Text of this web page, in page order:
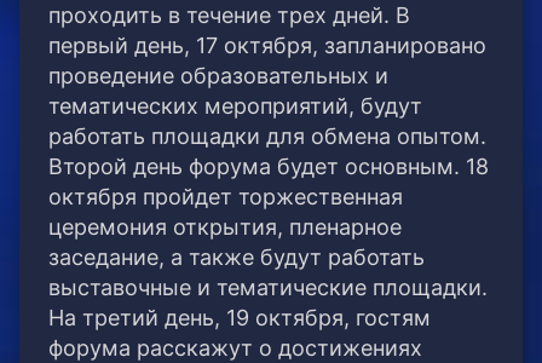
проходить в течение трех дней. В
первый день, 17 октября, запланировано
проведение образовательных и
тематических мероприятий, будут
работать площадки для обмена опытом.
Второй день форума будет основным. 18
октября пройдет торжественная
церемония открытия, пленарное
заседание, а также будут работать
выставочные и тематические площадки.
На третий день, 19 октября, гостям
форума расскажут о достижениях